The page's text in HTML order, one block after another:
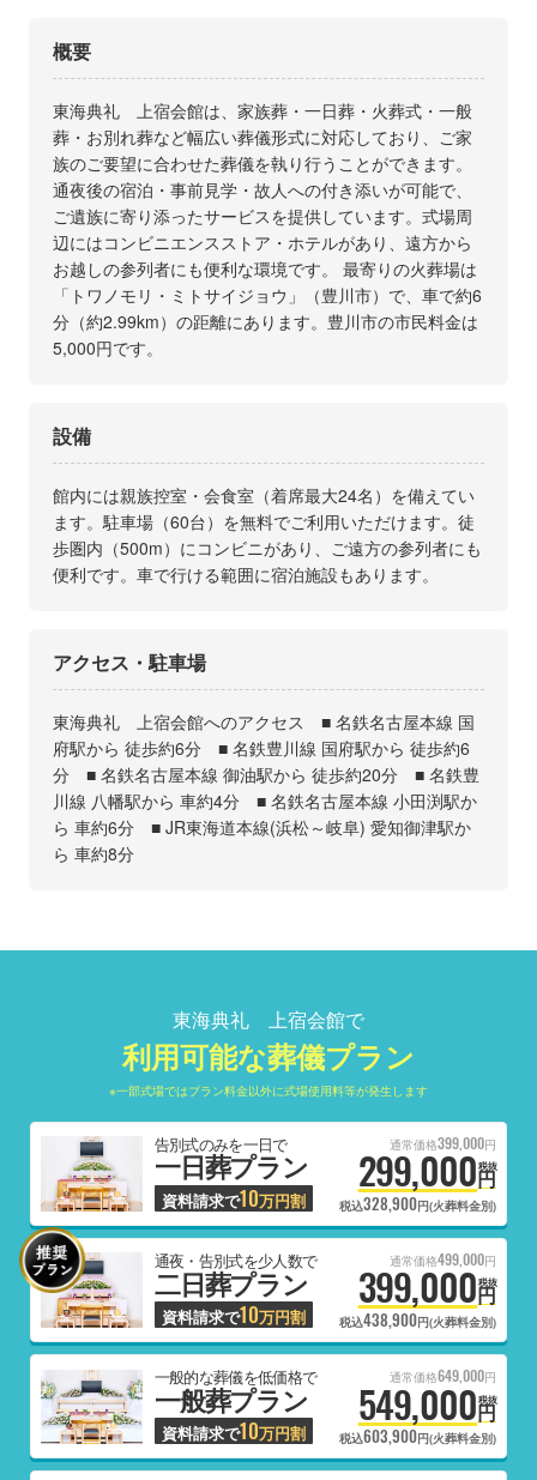
概要
東海典礼 上宿会館は、家族葬・一日葬・火葬式・一般
葬・お別れ葬など幅広い葬儀形式に対応しており、ご家
族のご要望に合わせた葬儀を執り行うことができます。
通夜後の宿泊・事前見学・故人への付き添いが可能で、
ご遺族に寄り添ったサービスを提供しています。式場周
辺にはコンビニエンスストア・ホテルがあり、遠方から
お越しの参列者にも便利な環境です。 最寄りの火葬場は
「トワノモリ・ミトサイジョウ」（豊川市）で、車で約6
分（約2.99km）の距離にあります。豊川市の市民料金は
5,000円です。
設備
館内には親族控室・会食室（着席最大24名）を備えてい
ます。駐車場（60台）を無料でご利用いただけます。徒
歩圏内（500m）にコンビニがあり、ご遠方の参列者にも
便利です。車で行ける範囲に宿泊施設もあります。
アクセス・駐車場
東海典礼 上宿会館へのアクセス ■ 名鉄名古屋本線 国
府駅から 徒歩約6分 ■ 名鉄豊川線 国府駅から 徒歩約6
分 ■ 名鉄名古屋本線 御油駅から 徒歩約20分 ■ 名鉄豊
川線 八幡駅から 車約4分 ■ 名鉄名古屋本線 小田渕駅か
ら 車約6分 ■ JR東海道本線(浜松～岐阜) 愛知御津駅か
ら 車約8分
東海典礼 上宿会館で
利用可能な葬儀プラン
※一部式場ではプラン料金以外に式場使用料等が発生します
告別式のみを一日で
一日葬プラン
資料請求で10万円割
通常価格399,000円
299,000円
税抜
税込328,900円(火葬料金別)
通夜・告別式を少人数で
二日葬プラン
資料請求で10万円割
通常価格499,000円
399,000円
税抜
税込438,900円(火葬料金別)
一般的な葬儀を低価格で
一般葬プラン
資料請求で10万円割
通常価格649,000円
549,000円
税抜
税込603,900円(火葬料金別)